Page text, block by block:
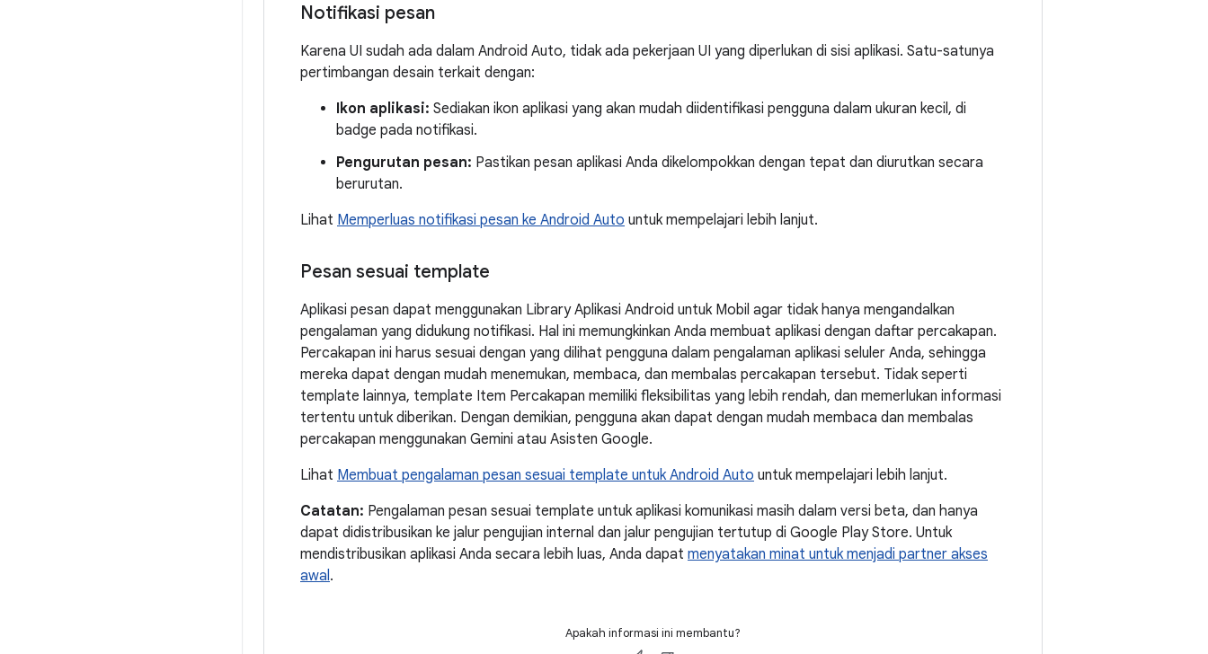
Notifikasi pesan
Karena UI sudah ada dalam Android Auto, tidak ada pekerjaan UI yang diperlukan di sisi aplikasi. Satu-satunya
pertimbangan desain terkait dengan:
Ikon aplikasi: Sediakan ikon aplikasi yang akan mudah diidentifikasi pengguna dalam ukuran kecil, di
badge pada notifikasi.
Pengurutan pesan: Pastikan pesan aplikasi Anda dikelompokkan dengan tepat dan diurutkan secara
berurutan.
Lihat Memperluas notifikasi pesan ke Android Auto untuk mempelajari lebih lanjut.
Pesan sesuai template
Aplikasi pesan dapat menggunakan Library Aplikasi Android untuk Mobil agar tidak hanya mengandalkan
pengalaman yang didukung notifikasi. Hal ini memungkinkan Anda membuat aplikasi dengan daftar percakapan.
Percakapan ini harus sesuai dengan yang dilihat pengguna dalam pengalaman aplikasi seluler Anda, sehingga
mereka dapat dengan mudah menemukan, membaca, dan membalas percakapan tersebut. Tidak seperti
template lainnya, template Item Percakapan memiliki fleksibilitas yang lebih rendah, dan memerlukan informasi
tertentu untuk diberikan. Dengan demikian, pengguna akan dapat dengan mudah membaca dan membalas
percakapan menggunakan Gemini atau Asisten Google.
Lihat Membuat pengalaman pesan sesuai template untuk Android Auto untuk mempelajari lebih lanjut.
Catatan: Pengalaman pesan sesuai template untuk aplikasi komunikasi masih dalam versi beta, dan hanya
dapat didistribusikan ke jalur pengujian internal dan jalur pengujian tertutup di Google Play Store. Untuk
mendistribusikan aplikasi Anda secara lebih luas, Anda dapat menyatakan minat untuk menjadi partner akses
awal .
Apakah informasi ini membantu?